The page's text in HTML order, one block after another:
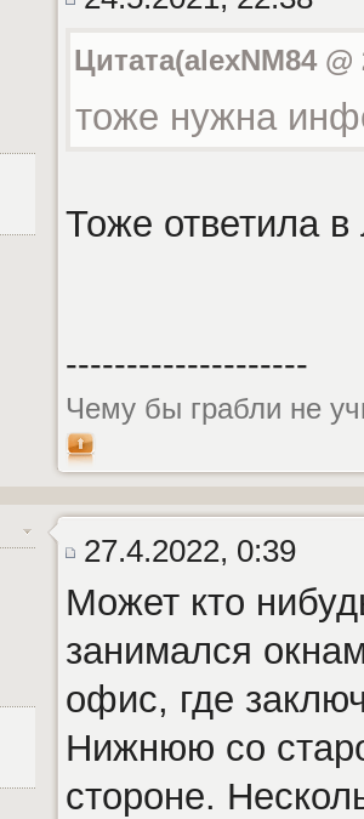
Цитата(alexNM84
тоже нужна
Тоже ответила в
--------------------
Чему бы грабли не
27.4.2022, 0:39
Может кто
занимался
офис, где
Нижнюю со
стороне.